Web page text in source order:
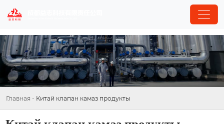
Главная - Китай клапан камаз продукты